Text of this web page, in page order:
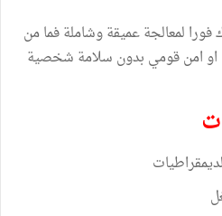
لمعالجة عميقة وشاملة فما من
او امن قومي بدون سلامة شخصية